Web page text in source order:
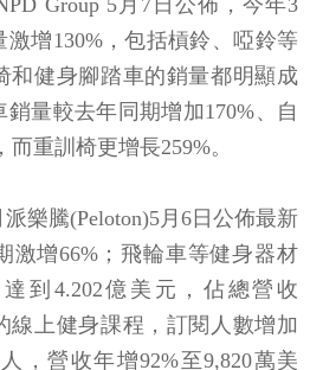
Group 5月7日公佈，今年3
增130%，包括槓鈴、啞鈴等
和健身腳踏車的銷量都明顯成
量較去年同期增加170%、自
重訓椅更增長259%。
樂騰(Peloton)5月6日公佈最新
激增66%；飛輪車等健身器材
到4.202億美元，佔總營收
線上健身課程，訂閱人數增加
，營收年增92%至9,820萬美